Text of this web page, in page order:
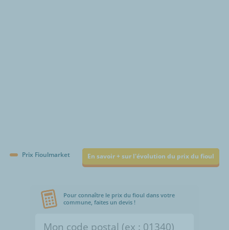
Prix Fioulmarket En savoir + sur l'évolution du prix du fioul
Pour connaître le prix du fioul dans votre
commune, faites un devis !